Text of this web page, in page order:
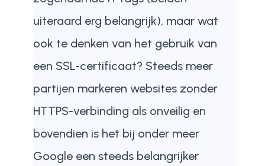
uiteraard erg belangrijk), maar wat
ook te denken van het gebruik van
een SSL-certificaat? Steeds meer
partijen markeren websites zonder
HTTPS-verbinding als onveilig en
bovendien is het bij onder meer
Google een steeds belangrijker